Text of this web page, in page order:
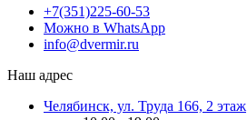
+7(351)225-60-53
Можно в WhatsApp
info@dvermir.ru
Наш адрес
Челябинск, ул. Труда 166, 2 этаж